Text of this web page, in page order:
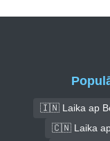
🇮🇳 Laika ap
🇨🇳 Laika